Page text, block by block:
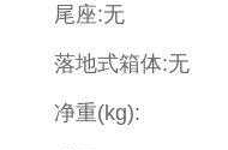
尾座:无
落地式箱体:无
净重(kg):